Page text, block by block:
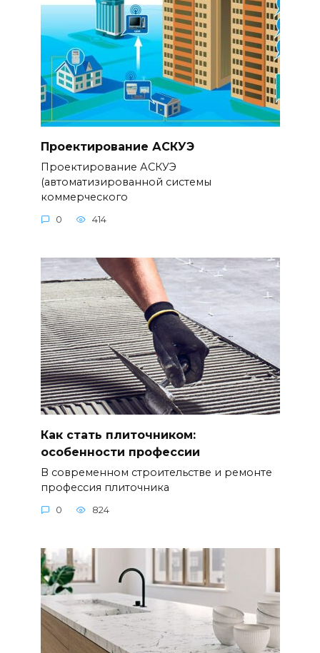
Проектирование АСКУЭ
Проектирование АСКУЭ
(автоматизированной системы
коммерческого
0 414
Как стать плиточником:
особенности профессии
В современном строительстве и ремонте
профессия плиточника
0 824